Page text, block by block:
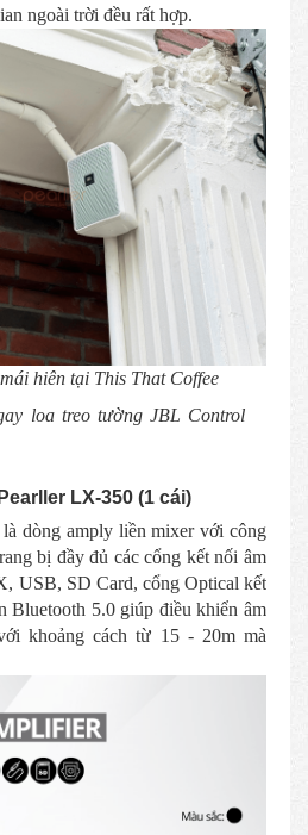
ngoài trời đều rất hợp.
hiên tại This That Coffee
loa treo tường JBL Control
LX-350 (1 cái)
dòng amply liền mixer với công
bị đầy đủ các cổng kết nối âm
USB, SD Card, cổng Optical kết
Bluetooth 5.0 giúp điều khiển âm
khoảng cách từ 15 - 20m mà